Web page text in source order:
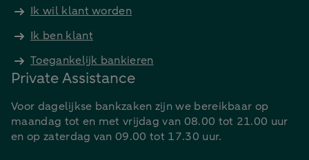
Ik wil klant worden
Ik ben klant
Toegankelijk bankieren
Private Assistance
Voor dagelijkse bankzaken zijn we bereikbaar op
maandag tot en met vrijdag van 08.00 tot 21.00 uur
en op zaterdag van 09.00 tot 17.30 uur.